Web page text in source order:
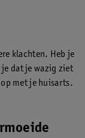
klachten. Heb je
dat je wazig ziet
met je huisarts.